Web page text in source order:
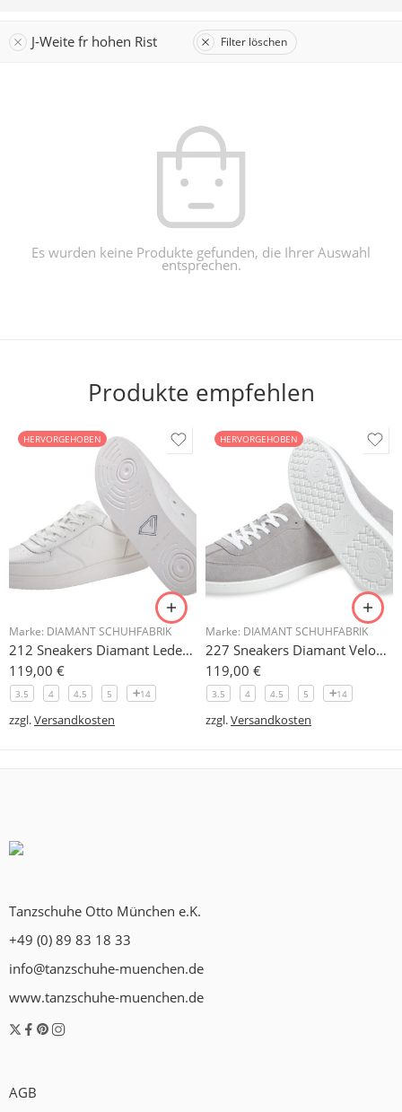
J-Weite fr hohen Rist Filter löschen
Es wurden keine Produkte gefunden, die Ihrer Auswahl
entsprechen.
Produkte empfehlen
HERVORGEHOBEN
Marke: DIAMANT SCHUHFABRIK
212 Sneakers Diamant Leder weiss, drehfreudige Kunststoffsohle
119,00 €
3.5 4 4.5 5 14
zzgl.Versandkosten
HERVORGEHOBEN
Marke: DIAMANT SCHUHFABRIK
227 Sneakers Diamant Veloursleder hellgrau, drehfreudige Kunststoffsohle
119,00 €
3.5 4 4.5 5 14
zzgl.Versandkosten
Tanzschuhe Otto München e.K.
+49 (0) 89 83 18 33
info@tanzschuhe-muenchen.de
www.tanzschuhe-muenchen.de
AGB